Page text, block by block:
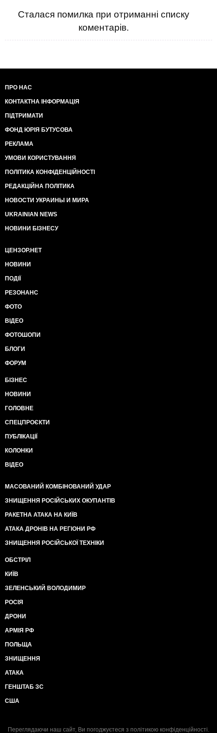
Сталася помилка при отриманні списку
коментарів.
ПРО НАС
КОНТАКТНА ІНФОРМАЦІЯ
ПІДТРИМАТИ
ФОНД ЮРІЯ БУТУСОВА
РЕКЛАМА
УМОВИ КОРИСТУВАННЯ
ПОЛІТИКА КОНФІДЕНЦІЙНОСТІ
РЕДАКЦІЙНА ПОЛІТИКА
НОВОСТИ УКРАИНЫ И МИРА
UKRAINIAN NEWS
НОВИНИ БІЗНЕСУ
ЦЕНЗОР.НЕТ
НОВИНИ
ПОДІЇ
РЕЗОНАНС
ФОТО
ВІДЕО
ФОТОШОПИ
БЛОГИ
ФОРУМ
БІЗНЕС
НОВИНИ
ГОЛОВНЕ
СПЕЦПРОЄКТИ
ПУБЛІКАЦІЇ
КОЛОНКИ
ВІДЕО
МАСОВАНИЙ КОМБІНОВАНИЙ УДАР
ЗНИЩЕННЯ РОСІЙСЬКИХ ОКУПАНТІВ
РАКЕТНА АТАКА НА КИЇВ
АТАКА ДРОНІВ НА РЕГІОНИ РФ
ЗНИЩЕННЯ РОСІЙСЬКОЇ ТЕХНІКИ
ОБСТРІЛ
КИЇВ
ЗЕЛЕНСЬКИЙ ВОЛОДИМИР
РОСІЯ
ДРОНИ
АРМІЯ РФ
ПОЛЬЩА
ЗНИЩЕННЯ
АТАКА
ГЕНШТАБ ЗС
США
Переглядаючи наш сайт, Ви погоджуєтеся з політикою конфіденційності.